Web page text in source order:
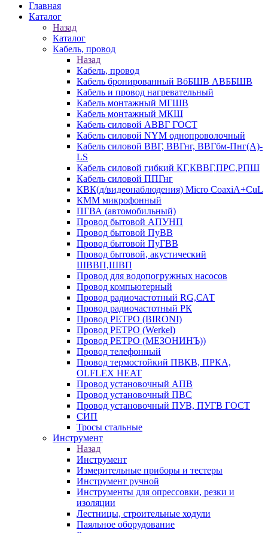
Главная
Каталог
Назад
Каталог
Кабель, провод
Назад
Кабель, провод
Кабель бронированный ВбБШВ АВББШВ
Кабель и провод нагревательный
Кабель монтажный МГШВ
Кабель монтажный МКШ
Кабель силовой АВВГ ГОСТ
Кабель силовой NYM однопроволочный
Кабель силовой ВВГ, ВВГнг, ВВГбм-Пнг(А)-
LS
Кабель силовой гибкий КГ,КВВГ,ПРС,РПШ
Кабель силовой ППГнг
КВК(д/видеонаблюдения) Micro CoaxiA+CuL
КММ микрофонный
ПГВА (автомобильный)
Провод бытовой АПУНП
Провод бытовой ПуВВ
Провод бытовой ПуГВВ
Провод бытовой, акустический
ШВВП,ШВП
Провод для водопогружных насосов
Провод компьютерный
Провод радиочастотный RG,САТ
Провод радиочастотный РК
Провод РЕТРО (BIRONI)
Провод РЕТРО (Werkel)
Провод РЕТРО (МЕЗОНИНЪ))
Провод телефонный
Провод термостойкий ПВКВ, ПРКА,
OLFLEX HEAT
Провод установочный АПВ
Провод установочный ПВС
Провод установочный ПУВ, ПУГВ ГОСТ
СИП
Тросы стальные
Инструмент
Назад
Инструмент
Измерительные приборы и тестеры
Инструмент ручной
Инструменты для опрессовки, резки и
изоляции
Лестницы, строительные ходули
Паяльное оборудование